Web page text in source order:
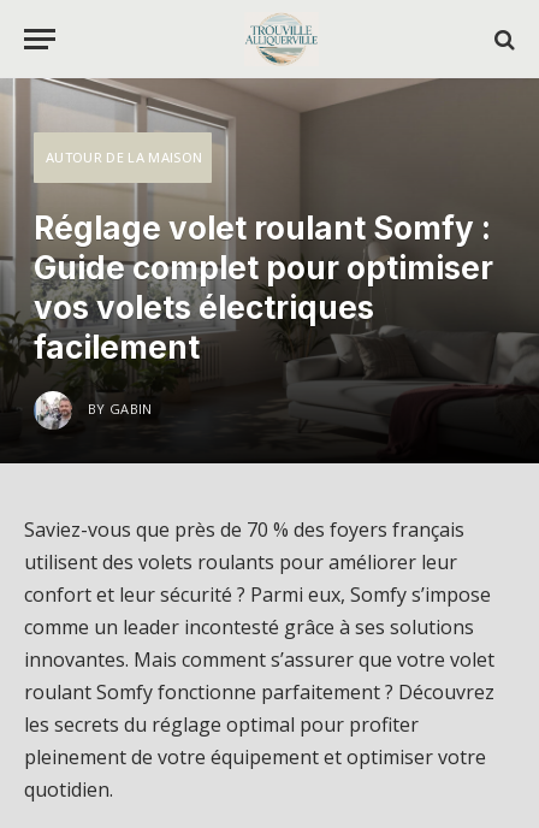
AUTOUR DE LA MAISON
Réglage volet roulant Somfy :
Guide complet pour optimiser
vos volets électriques
facilement
BY GABIN
Saviez-vous que près de 70 % des foyers français
utilisent des volets roulants pour améliorer leur
confort et leur sécurité ? Parmi eux, Somfy s’impose
comme un leader incontesté grâce à ses solutions
innovantes. Mais comment s’assurer que votre volet
roulant Somfy fonctionne parfaitement ? Découvrez
les secrets du réglage optimal pour profiter
pleinement de votre équipement et optimiser votre
quotidien.